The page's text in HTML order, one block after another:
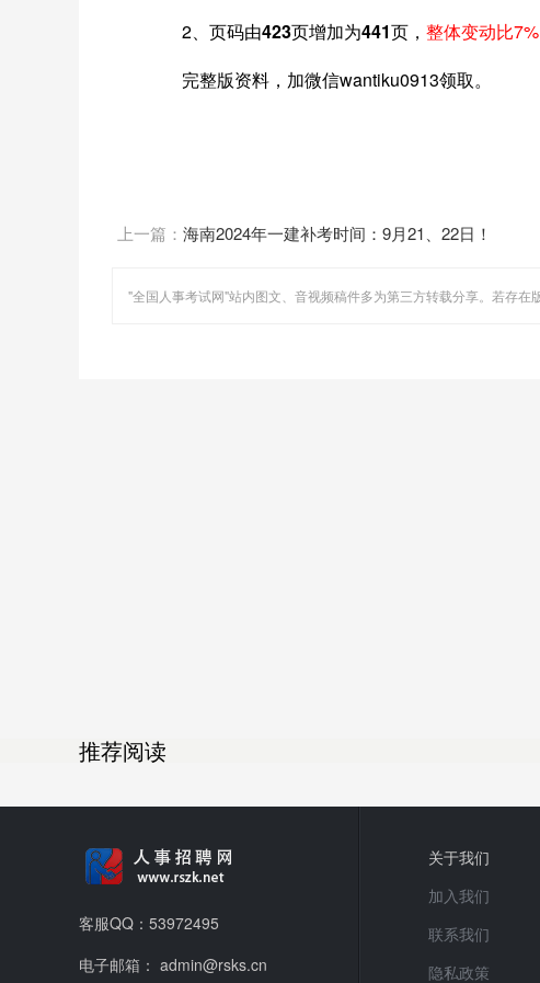
2、 页码由423页增加为441页 ， 整体变动比7%
完整版资料，加微信wantiku0913领取。
上一篇： 海南2024年一建补考时间：9月21、22日！
推荐阅读
客服QQ：53972495
电子邮箱： admin@rsks.cn
关于我们
加入我们
联系我们
隐私政策